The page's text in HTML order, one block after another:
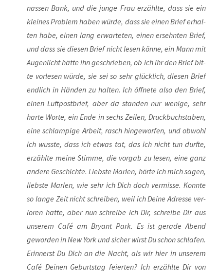
nas­sen Bank, und die jun­ge Frau erzähl­te, dass sie ein
klei­nes Pro­blem haben wür­de, dass sie einen Brief erhal­
ten habe, einen lang erwar­te­ten, einen ersehn­ten Brief,
und dass sie die­sen Brief nicht lesen kön­ne, ein Mann mit
Augen­licht hät­te ihn geschrie­ben, ob ich ihr den Brief bit­
te vor­le­sen wür­de, sie sei so sehr glück­lich, die­sen Brief
end­lich in Hän­den zu hal­ten. Ich öff­ne­te also den Brief,
einen Luft­post­brief, aber da stan­den nur weni­ge, sehr
har­te Wor­te, ein Ende in sechs Zei­len, Druck­buch­sta­ben,
eine schlam­pi­ge Arbeit, rasch hin­ge­wor­fen, und obwohl
ich wuss­te, dass ich etwas tat, das ich nicht tun durf­te,
erzähl­te mei­ne Stim­me, die vor­gab zu lesen, eine ganz
ande­re Geschich­te. Liebs­te Mar­len, hör­te ich mich sagen,
liebs­te Mar­len, wie sehr ich Dich doch ver­mis­se. Konn­te
so lan­ge Zeit nicht schrei­ben, weil ich Dei­ne Adres­se ver­
lo­ren hat­te, aber nun schrei­be ich Dir, schrei­be Dir aus
unse­rem Café am Bryant Park. Es ist gera­de Abend
gewor­den in New York und sicher wirst Du schon schla­fen.
Erin­nerst Du Dich an die Nacht, als wir hier in unse­rem
Café Dei­nen Geburts­tag fei­er­ten? Ich erzähl­te Dir von